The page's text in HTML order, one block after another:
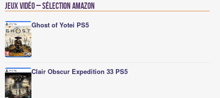
Jeux vidéo – Sélection Amazon
Ghost of Yotei PS5
Clair Obscur Expedition 33 PS5